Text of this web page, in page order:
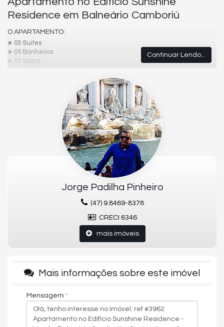
Residence em Balneário Camboriú
O APARTAMENTO:
03 Suites
05 Banheiros
02 Vagas
Banheiro de Serviço
Acabamento em gesso
Vista Panorâmica
Salão de festas
Hall de entrada decorado e mobiliado
Elevador
Interfone
Portaria Automatizada
2 Elevadores
Continuar Lendo...
Jorge Padilha Pinheiro
(47) 9.8469-8378
CRECI 6346
mais imóveis
Mais informações sobre este imóvel
Mensagem